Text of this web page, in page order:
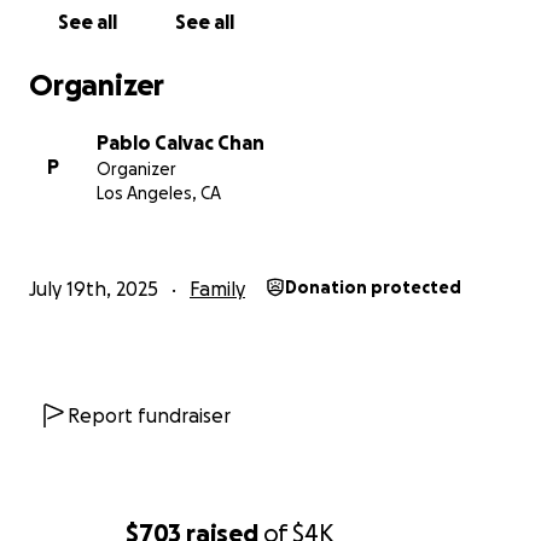
$703 raised of$4K
Al sacarnos de la locación para transportarnos en
aquí?”. Le respondimos: “Estamos trabajando”. Él dijo:
Mientras nos llevaban, vimos a muchas personas
no pudieron comunicarse con sus familias. Yo logré
Intentaron confundirnos, engañarnos y hasta
See all See all
Organizer
P
Pablo Calvac Chan
Organizer
Los Angeles, CA
July 19th, 2025 Family Donation protected
Report fundraiser